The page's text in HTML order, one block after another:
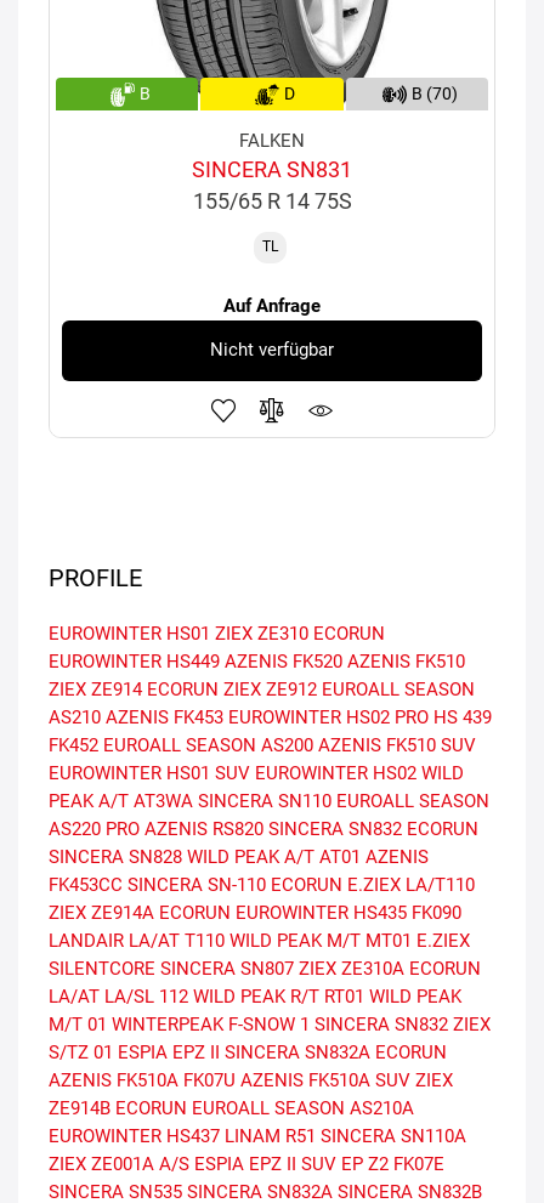
B D B (70)
FALKEN
SINCERA SN831
155/65 R 14 75S
TL
Auf Anfrage
Nicht verfügbar
PROFILE
EUROWINTER HS01 ZIEX ZE310 ECORUN
EUROWINTER HS449 AZENIS FK520 AZENIS FK510
ZIEX ZE914 ECORUN ZIEX ZE912 EUROALL SEASON
AS210 AZENIS FK453 EUROWINTER HS02 PRO HS 439
FK452 EUROALL SEASON AS200 AZENIS FK510 SUV
EUROWINTER HS01 SUV EUROWINTER HS02 WILD
PEAK A/T AT3WA SINCERA SN110 EUROALL SEASON
AS220 PRO AZENIS RS820 SINCERA SN832 ECORUN
SINCERA SN828 WILD PEAK A/T AT01 AZENIS
FK453CC SINCERA SN-110 ECORUN E.ZIEX LA/T110
ZIEX ZE914A ECORUN EUROWINTER HS435 FK090
LANDAIR LA/AT T110 WILD PEAK M/T MT01 E.ZIEX
SILENTCORE SINCERA SN807 ZIEX ZE310A ECORUN
LA/AT LA/SL 112 WILD PEAK R/T RT01 WILD PEAK
M/T 01 WINTERPEAK F-SNOW 1 SINCERA SN832 ZIEX
S/TZ 01 ESPIA EPZ II SINCERA SN832A ECORUN
AZENIS FK510A FK07U AZENIS FK510A SUV ZIEX
ZE914B ECORUN EUROALL SEASON AS210A
EUROWINTER HS437 LINAM R51 SINCERA SN110A
ZIEX ZE001A A/S ESPIA EPZ II SUV EP Z2 FK07E
SINCERA SN535 SINCERA SN832A SINCERA SN832B